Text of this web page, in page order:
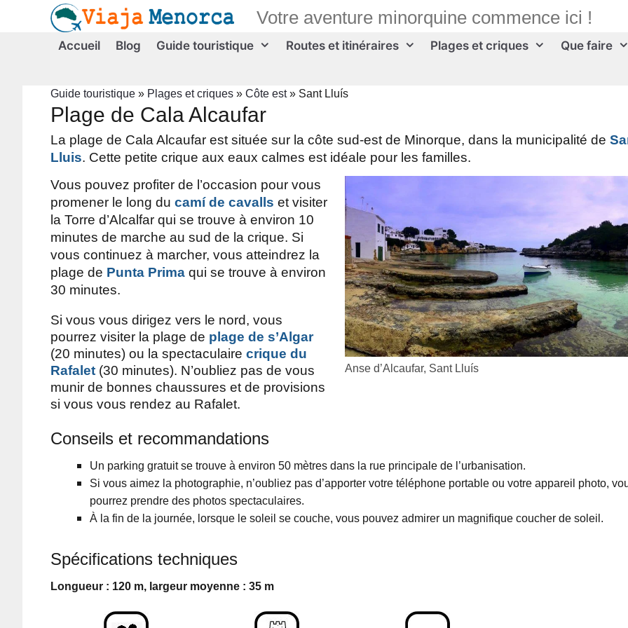
Votre aventure minorquine commence ici !
Accueil Blog Guide touristique Routes et itinéraires Plages et criques Que faire
Guide touristique » Plages et criques » Côte est» Sant Lluís
Plage de Cala Alcaufar
La plage de Cala Alcaufar est située sur la côte sud-est de Minorque, dans la municipalité de
Lluis. Cette petite crique aux eaux calmes est idéale pour les familles.
Anse d’Alcaufar, Sant Lluís
Vous pouvez profiter de l’occasion pour vous
promener le long du camí de cavalls et visiter
la Torre d’Alcalfar qui se trouve à environ 10
minutes de marche au sud de la crique. Si
vous continuez à marcher, vous atteindrez la
plage de Punta Prima qui se trouve à environ
30 minutes.
Si vous vous dirigez vers le nord, vous
pourrez visiter la plage de plage de s’Algar
(20 minutes) ou la spectaculaire crique du
Rafalet (30 minutes). N’oubliez pas de vous
munir de bonnes chaussures et de provisions
si vous vous rendez au Rafalet.
Conseils et recommandations
Un parking gratuit se trouve à environ 50 mètres dans la rue principale de l’urbanisation.
Si vous aimez la photographie, n’oubliez pas d’apporter votre téléphone portable ou votre appareil photo,
pourrez prendre des photos spectaculaires.
À la fin de la journée, lorsque le soleil se couche, vous pouvez admirer un magnifique coucher de soleil.
Spécifications techniques
Longueur : 120 m, largeur moyenne : 35 m